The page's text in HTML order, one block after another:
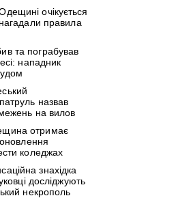
очікується
правила
та пограбував
нападник
назвав
на вилов
отримає
коледжах
знахідка
досліджують
некрополь